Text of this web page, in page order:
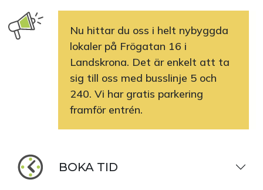
Nu hittar du oss i helt nybyggda
lokaler på Frögatan 16 i
Landskrona. Det är enkelt att ta
sig till oss med busslinje 5 och
240. Vi har gratis parkering
framför entrén.
BOKA TID